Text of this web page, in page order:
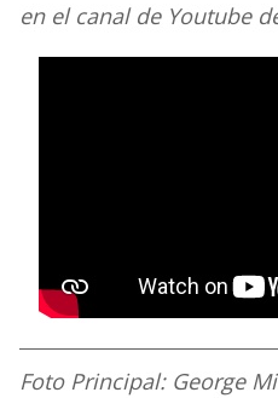
en el canal de Youtube
Foto Principal: George